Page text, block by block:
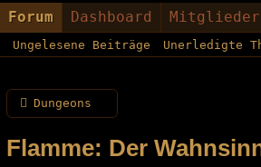
Forum Dashboard Mitglieder
Ungelesene Beiträge Unerledigte
Dungeons
Flamme: Der